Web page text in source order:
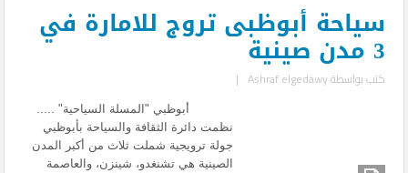
سياحة أبوظبى تروج للامارة في
3 مدن صينية
كتب بواسطةAshraf elgedawy
|
أبوظبي "المسلة السياحية" .....
نظمت دائرة الثقافة والسياحة بأبوظبي
جولة ترويجية شملت ثلاث من أكبر المدن
الصينية هي تشنغدو، شينزن، والعاصمة